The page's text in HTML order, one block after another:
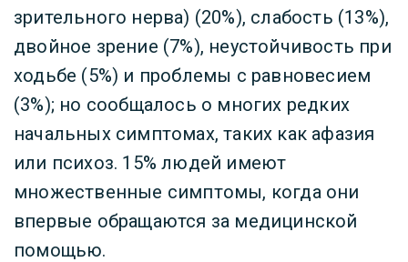
зрительного нерва) (20%), слабость (13%),
двойное зрение (7%), неустойчивость при
ходьбе (5%) и проблемы с равновесием
(3%); но сообщалось о многих редких
начальных симптомах, таких как афазия
или психоз. 15% людей имеют
множественные симптомы, когда они
впервые обращаются за медицинской
помощью.